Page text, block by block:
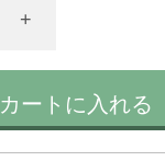
+
カートに入れる